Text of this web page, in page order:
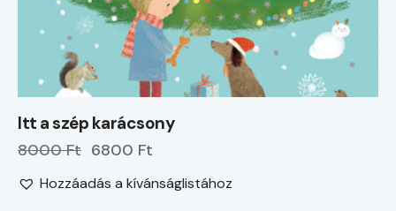
Itt a szép karácsony
8000 Ft 6800 Ft
Hozzáadás a kívánságlistához